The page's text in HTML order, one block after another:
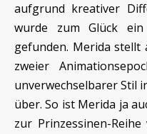
aufgrund kreativer
wurde zum Glück
gefunden. Merida stellt
zweier
unverwechselbarer Stil
über. So ist Merida ja
zur Prinzessinen-